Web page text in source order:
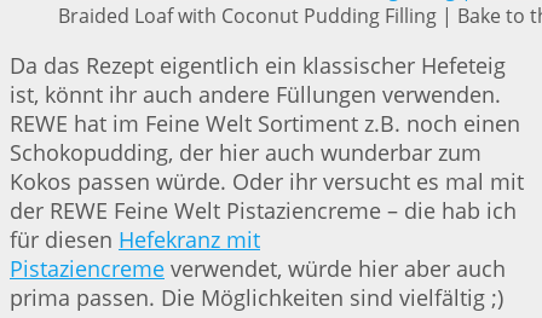
Braided Loaf with Coconut Pudding Filling | Bake to
Da das Rezept eigentlich ein klassischer Hefeteig
ist, könnt ihr auch andere Füllungen verwenden.
REWE hat im Feine Welt Sortiment z.B. noch einen
Schokopudding, der hier auch wunderbar zum
Kokos passen würde. Oder ihr versucht es mal mit
der REWE Feine Welt Pistaziencreme – die hab ich
für diesen Hefekranz mit
Pistaziencreme verwendet, würde hier aber auch
prima passen. Die Möglichkeiten sind vielfältig ;)